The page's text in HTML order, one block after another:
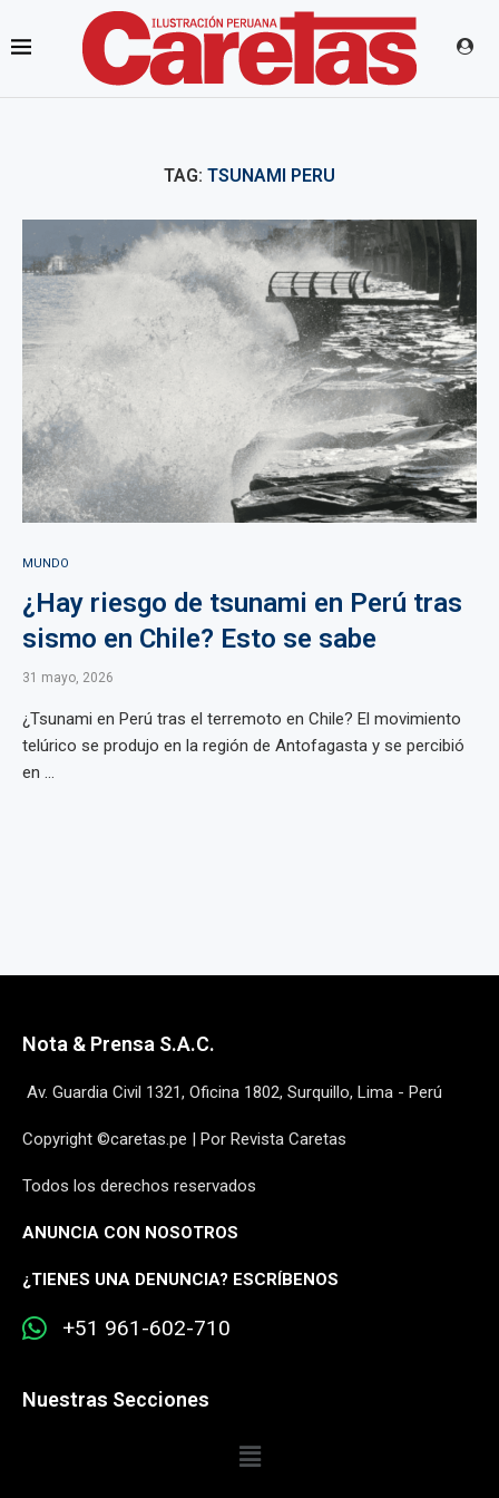
TAG: TSUNAMI PERU
MUNDO
¿Hay riesgo de tsunami en Perú tras
sismo en Chile? Esto se sabe
31 mayo, 2026
¿Tsunami en Perú tras el terremoto en Chile? El movimiento
telúrico se produjo en la región de Antofagasta y se percibió
en ...
Nota & Prensa S.A.C.
Av. Guardia Civil 1321, Oficina 1802, Surquillo, Lima - Perú
Copyright ©caretas.pe | Por Revista Caretas
Todos los derechos reservados
ANUNCIA CON NOSOTROS
¿TIENES UNA DENUNCIA? ESCRÍBENOS
+51 961-602-710
Nuestras Secciones